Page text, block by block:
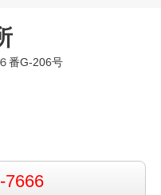
番G-206号
7666